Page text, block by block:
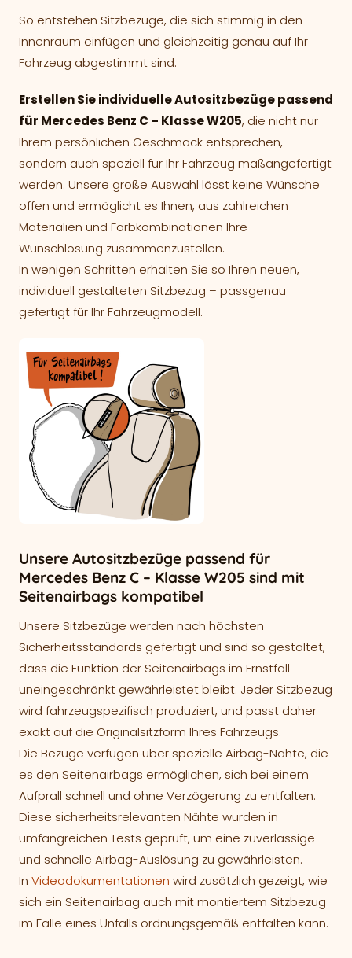
So entstehen Sitzbezüge, die sich stimmig in den
Innenraum einfügen und gleichzeitig genau auf Ihr
Fahrzeug abgestimmt sind.
Erstellen Sie individuelle Autositzbezüge passend
für Mercedes Benz C – Klasse W205, die nicht nur
Ihrem persönlichen Geschmack entsprechen,
sondern auch speziell für Ihr Fahrzeug maßangefertigt
werden. Unsere große Auswahl lässt keine Wünsche
offen und ermöglicht es Ihnen, aus zahlreichen
Materialien und Farbkombinationen Ihre
Wunschlösung zusammenzustellen.
In wenigen Schritten erhalten Sie so Ihren neuen,
individuell gestalteten Sitzbezug – passgenau
gefertigt für Ihr Fahrzeugmodell.
Unsere Autositzbezüge passend für
Mercedes Benz C – Klasse W205 sind mit
Seitenairbags kompatibel
Unsere Sitzbezüge werden nach höchsten
Sicherheitsstandards gefertigt und sind so gestaltet,
dass die Funktion der Seitenairbags im Ernstfall
uneingeschränkt gewährleistet bleibt. Jeder Sitzbezug
wird fahrzeugspezifisch produziert, und passt daher
exakt auf die Originalsitzform Ihres Fahrzeugs.
Die Bezüge verfügen über spezielle Airbag-Nähte, die
es den Seitenairbags ermöglichen, sich bei einem
Aufprall schnell und ohne Verzögerung zu entfalten.
Diese sicherheitsrelevanten Nähte wurden in
umfangreichen Tests geprüft, um eine zuverlässige
und schnelle Airbag-Auslösung zu gewährleisten.
In Videodokumentationen wird zusätzlich gezeigt, wie
sich ein Seitenairbag auch mit montiertem Sitzbezug
im Falle eines Unfalls ordnungsgemäß entfalten kann.